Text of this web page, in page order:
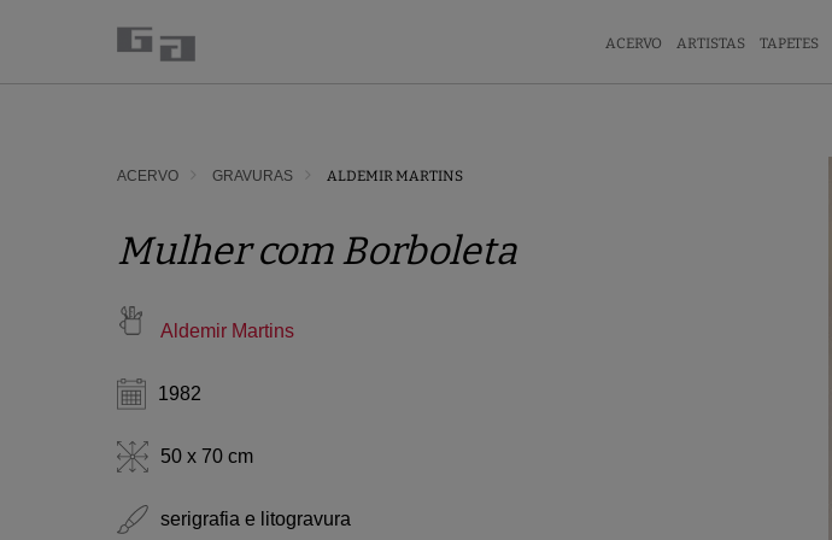
ACERVO ARTISTAS TAPETES
ACERVO GRAVURAS ALDEMIR MARTINS
Mulher com Borboleta
Aldemir Martins
1982
50 x 70 cm
serigrafia e litogravura